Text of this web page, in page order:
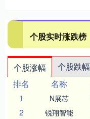
个股实时涨跌榜
个股涨幅 个股跌幅
排名
名称
1
N展芯
2 锐翔智能